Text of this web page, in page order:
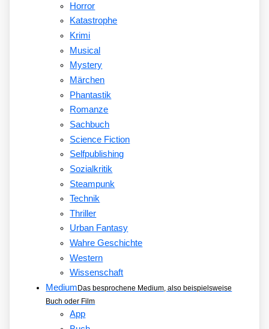
Horror
Katastrophe
Krimi
Musical
Mystery
Märchen
Phantastik
Romanze
Sachbuch
Science Fiction
Selfpublishing
Sozialkritik
Steampunk
Technik
Thriller
Urban Fantasy
Wahre Geschichte
Western
Wissenschaft
Medium Das besprochene Medium, also beispielsweise
Buch oder Film
App